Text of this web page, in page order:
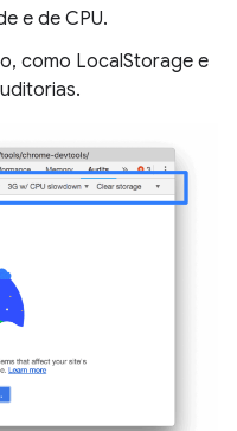
e de CPU.
como LocalStorage e